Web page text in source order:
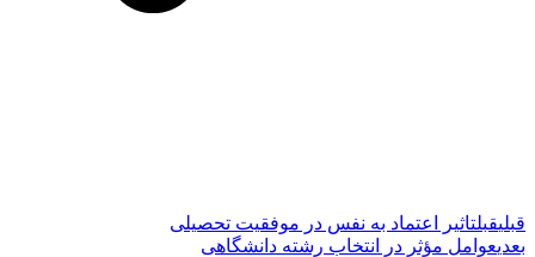
قبلیقبلتاثیر اعتماد به نفس در موفقیت تحصیلی
بعدیعوامل مؤثر در انتخاب رشته دانشگاهی